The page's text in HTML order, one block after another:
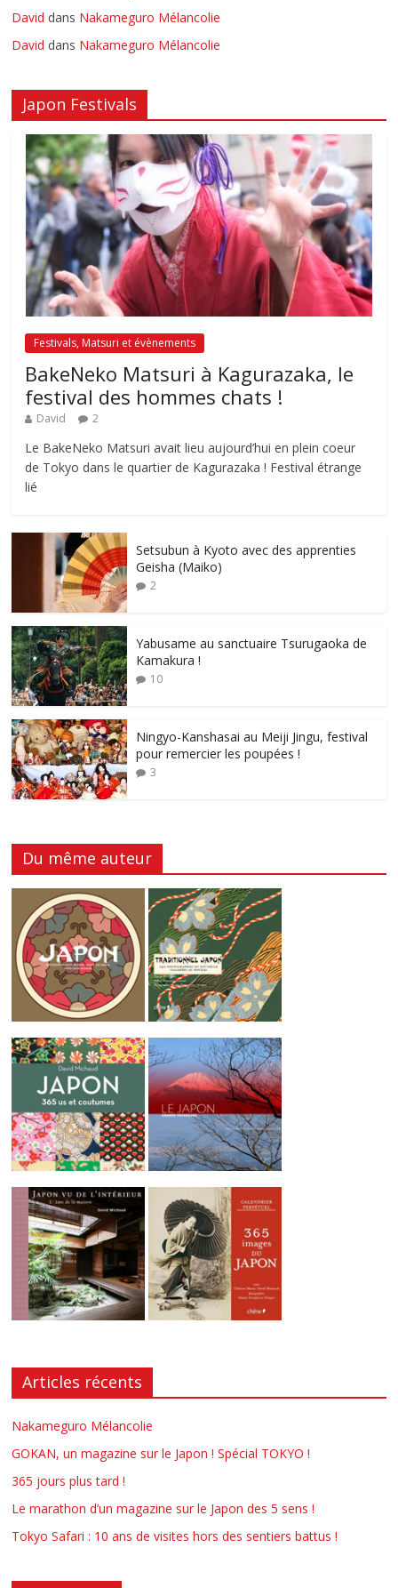
David dans Nakameguro Mélancolie
David dans Nakameguro Mélancolie
Japon Festivals
Festivals, Matsuri et évènements
BakeNeko Matsuri à Kagurazaka, le
festival des hommes chats !
David 2
Le BakeNeko Matsuri avait lieu aujourd’hui en plein coeur
de Tokyo dans le quartier de Kagurazaka ! Festival étrange
lié
Setsubun à Kyoto avec des apprenties
Geisha (Maiko)
2
Yabusame au sanctuaire Tsurugaoka de
Kamakura !
10
Ningyo-Kanshasai au Meiji Jingu, festival
pour remercier les poupées !
3
Du même auteur
Articles récents
Nakameguro Mélancolie
GOKAN, un magazine sur le Japon ! Spécial TOKYO !
365 jours plus tard !
Le marathon d’un magazine sur le Japon des 5 sens !
Tokyo Safari : 10 ans de visites hors des sentiers battus !